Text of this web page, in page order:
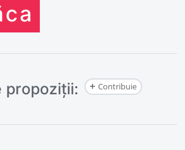
propoziții: Contribuie